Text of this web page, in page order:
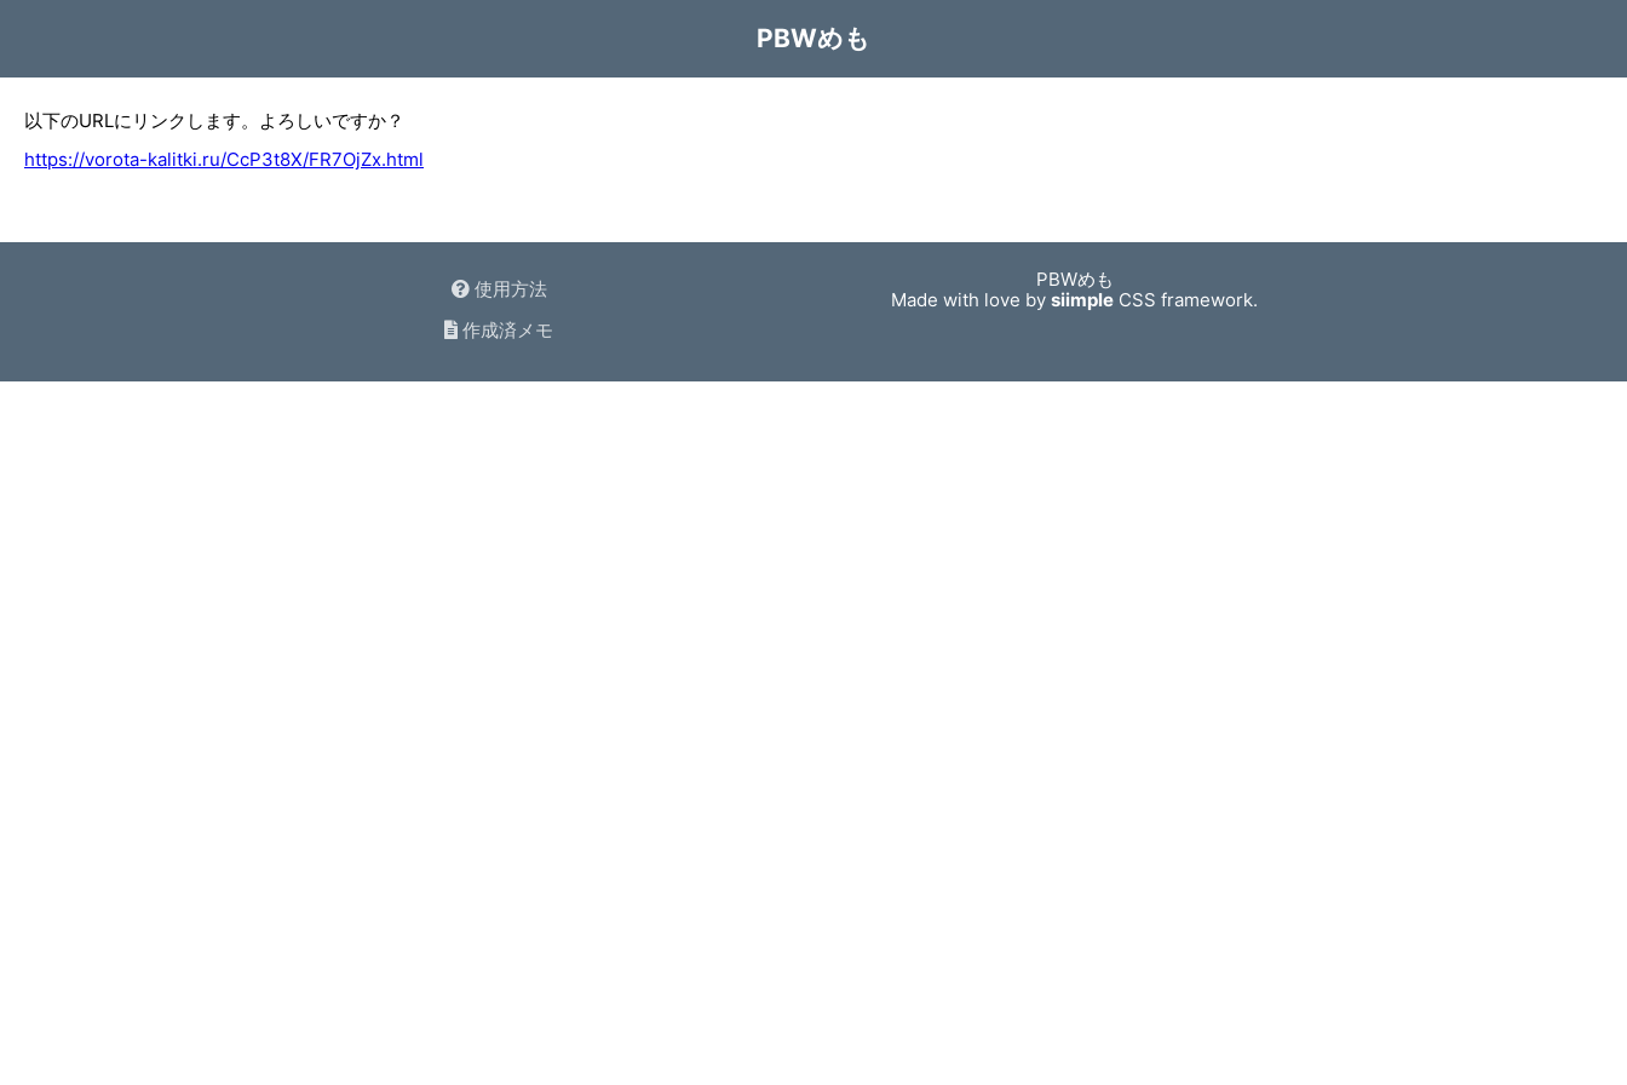
PBWめも
以下のURLにリンクします。よろしいですか？
https://vorota-kalitki.ru/CcP3t8X/FR7OjZx.html
使用方法
作成済メモ
PBWめも
Made with love bysiimple CSS framework.